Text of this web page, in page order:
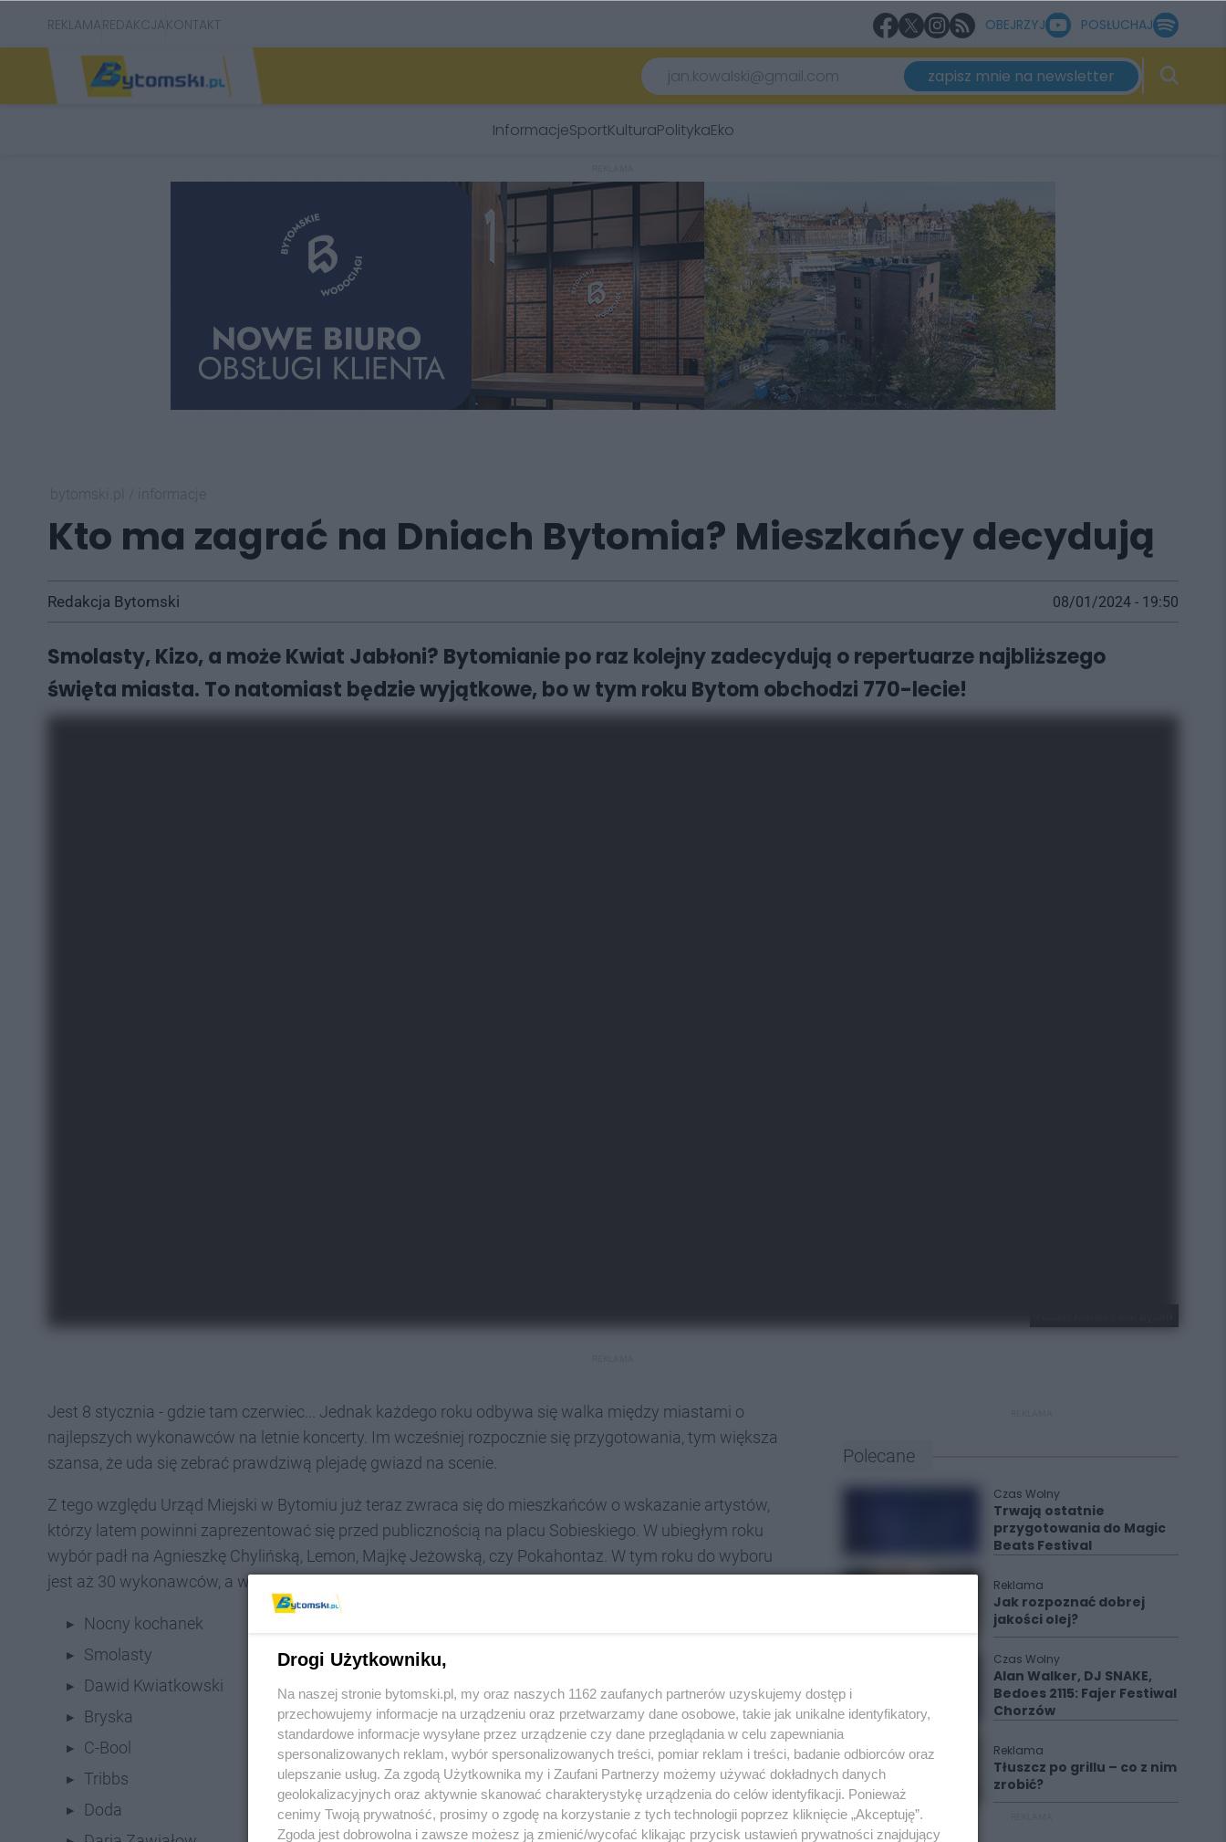
REKLAMAREDAKCJAKONTAKT OBEJRZYJ POSŁUCHAJ
zapisz mnie na newsletter
InformacjeSportKulturaPolitykaEko
Kto ma zagrać na Dniach Bytomia? Mieszkańcy decydują
Redakcja Bytomski 08/01/2024 - 19:50
Smolasty, Kizo, a może Kwiat Jabłoni? Bytomianie po raz kolejny zadecydują o repertuarze najbliższego
święta miasta. To natomiast będzie wyjątkowe, bo w tym roku Bytom obchodzi 770-lecie!
Jest 8 stycznia - gdzie tam czerwiec... Jednak każdego roku odbywa się walka między miastami o
najlepszych wykonawców na letnie koncerty. Im wcześniej rozpocznie się przygotowania, tym większa
szansa, że uda się zebrać prawdziwą plejadę gwiazd na scenie.
Z tego względu Urząd Miejski w Bytomiu już teraz zwraca się do mieszkańców o wskazanie artystów,
którzy latem powinni zaprezentować się przed publicznością na placu Sobieskiego. W ubiegłym roku
wybór padł na Agnieszkę Chylińską, Lemon, Majkę Jeżowską, czy Pokahontaz. W tym roku do wyboru
jest aż 30 wykonawców, a wśród nich:
Nocny kochanek
Smolasty
Dawid Kwiatkowski
Bryska
C-Bool
Tribbs
Doda
Polecane
Czas Wolny
Trwają ostatnie
przygotowania do Magic
Beats Festival
Reklama
Jak rozpoznać dobrej
jakości olej?
Czas Wolny
Alan Walker, DJ SNAKE,
Bedoes 2115: Fajer Festiwal
Chorzów
Reklama
Tłuszcz po grillu – co z nim
zrobić?
Drogi Użytkowniku,
Na naszej stronie bytomski.pl, my oraz naszych 1162 zaufanych partnerów uzyskujemy dostęp i
przechowujemy informacje na urządzeniu oraz przetwarzamy dane osobowe, takie jak unikalne identyfikatory,
standardowe informacje wysyłane przez urządzenie czy dane przeglądania w celu zapewniania
spersonalizowanych reklam, wybór spersonalizowanych treści, pomiar reklam i treści, badanie odbiorców oraz
ulepszanie usług. Za zgodą Użytkownika my i Zaufani Partnerzy możemy używać dokładnych danych
geolokalizacyjnych oraz aktywnie skanować charakterystykę urządzenia do celów identyfikacji. Ponieważ
cenimy Twoją prywatność, prosimy o zgodę na korzystanie z tych technologii poprzez kliknięcie „Akceptuję”.
Zgoda jest dobrowolna i zawsze możesz ją zmienić/wycofać klikając przycisk ustawień prywatności znajdujący